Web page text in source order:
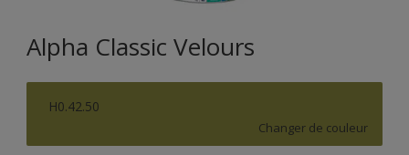
Alpha Classic Velours
H0.42.50
Changer de couleur